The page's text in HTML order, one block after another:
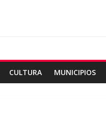
CULTURA MUNICIPIOS